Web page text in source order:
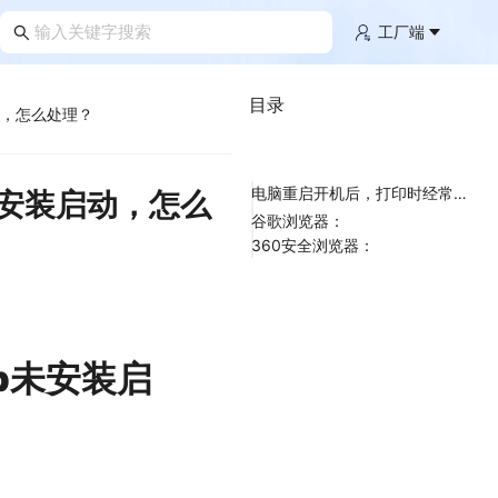
工厂端
怎么处理？
装启动，怎么
安装启
目录
电脑重启开机后，打印时经常提示CLodop未安装启动，怎么处理？
谷歌浏览器：
360安全浏览器：